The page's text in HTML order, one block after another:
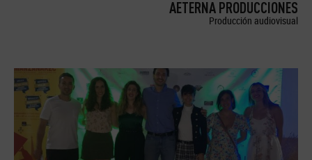
AETERNA PRODUCCIONES
Producción audiovisual